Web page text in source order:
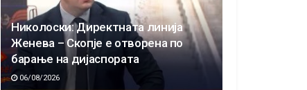
Николоски: Директната линија
Женева – Скопје е отворена по
барање на дијаспората
06/08/2026